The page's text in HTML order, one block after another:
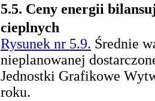
5.5. Ceny energii
cieplnych
Rysunek nr 5.9. Średnie
nieplanowanej
Jednostki Grafikowe
roku.